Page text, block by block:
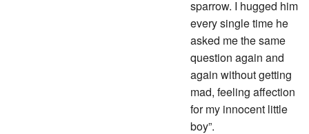
sparrow. I hugged him
every single time he
asked me the same
question again and
again without getting
mad, feeling affection
for my innocent little
boy”.